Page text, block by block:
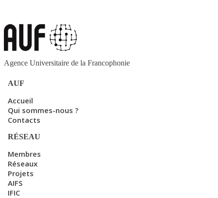
Agence Universitaire de la Francophonie
AUF
Accueil
Qui sommes-nous ?
Contacts
RÉSEAU
Membres
Réseaux
Projets
AIFS
IFIC